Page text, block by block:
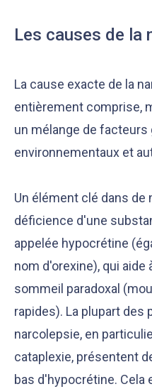
Les causes de la
La cause exacte de la
entièrement comprise,
un mélange de facteurs
environnementaux et
Un élément clé dans
déficience d'une
appelée hypocrétine
nom d'orexine), qui aide
sommeil paradoxal
rapides). La plupart
narcolepsie, en
cataplexie, présentent
bas d'hypocrétine. Cela